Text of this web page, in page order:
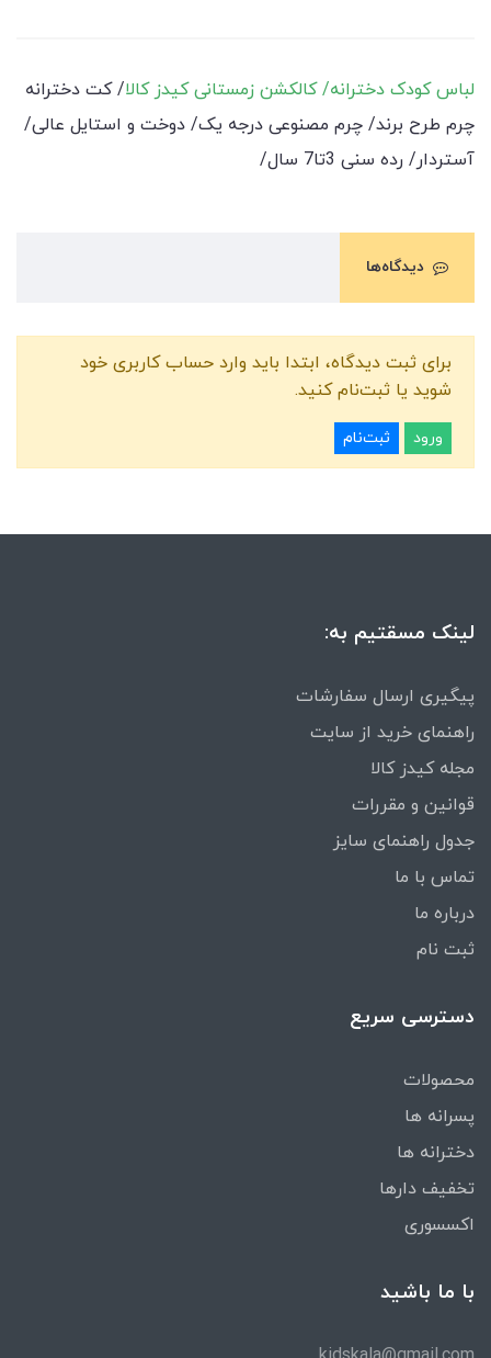
لباس کودک دخترانه/ کالکشن زمستانی کیدز کالا/ کت دخترانه
چرم طرح برند/ چرم مصنوعی درجه یک/ دوخت و استایل عالی/
آستردار/ رده سنی 3تا7 سال/
دیدگاه‌ها
برای ثبت دیدگاه، ابتدا باید وارد حساب کاربری خود
شوید یا ثبت‌نام کنید.
ورود ثبت‌نام
لینک مسقتیم به:
پیگیری ارسال سفارشات
راهنمای خرید از سایت
مجله کیدز کالا
قوانین و مقررات
جدول راهنمای سایز
تماس با ما
درباره ما
ثبت نام
دسترسی سریع
محصولات
پسرانه ها
دخترانه ها
تخفیف دارها
اکسسوری
با ما باشید